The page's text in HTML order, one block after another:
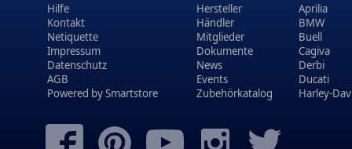
Hilfe
Kontakt
Netiquette
Impressum
Datenschutz
AGB
Powered bySmartstore
Hersteller
Händler
Mitglieder
Dokumente
News
Events
Zubehörkatalog
Aprilia
BMW
Buell
Cagiva
Derbi
Ducati
Harley-